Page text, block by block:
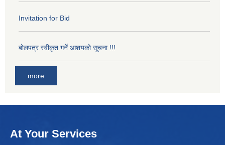
Invitation for Bid
बोलपत्र स्वीकृत गर्ने आशयको सूचना !!!
more
At Your Services